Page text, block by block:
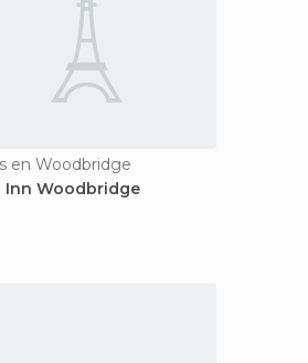
en Woodbridge
Inn Woodbridge